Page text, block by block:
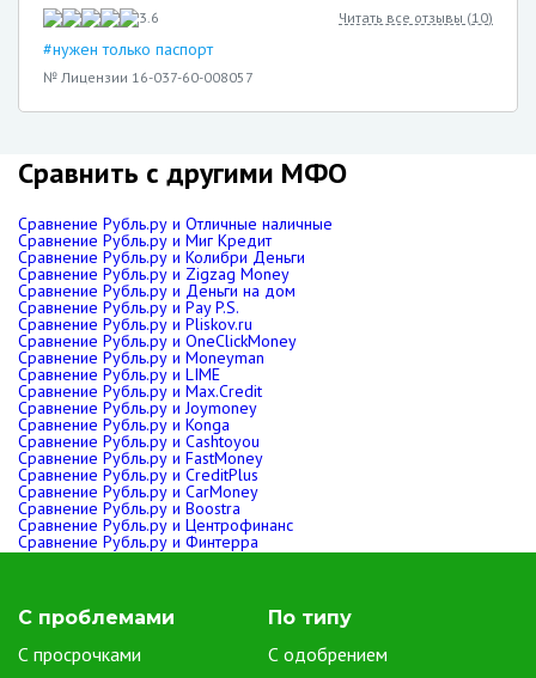
3.6 Читать все отзывы (10)
#нужен только паспорт
№ Лицензии 16-037-60-008057
Сравнить с другими МФО
Сравнение Рубль.ру и Отличные наличные
Сравнение Рубль.ру и Миг Кредит
Сравнение Рубль.ру и Колибри Деньги
Сравнение Рубль.ру и Zigzag Money
Сравнение Рубль.ру и Деньги на дом
Сравнение Рубль.ру и Pay P.S.
Сравнение Рубль.ру и Pliskov.ru
Сравнение Рубль.ру и OneClickMoney
Сравнение Рубль.ру и Moneyman
Сравнение Рубль.ру и LIME
Сравнение Рубль.ру и Max.Credit
Сравнение Рубль.ру и Joymoney
Сравнение Рубль.ру и Konga
Сравнение Рубль.ру и Cashtoyou
Сравнение Рубль.ру и FastMoney
Сравнение Рубль.ру и CreditPlus
Сравнение Рубль.ру и CarMoney
Сравнение Рубль.ру и Boostra
Сравнение Рубль.ру и Центрофинанс
Сравнение Рубль.ру и Финтерра
С проблемами
С просрочками
По типу
С одобрением